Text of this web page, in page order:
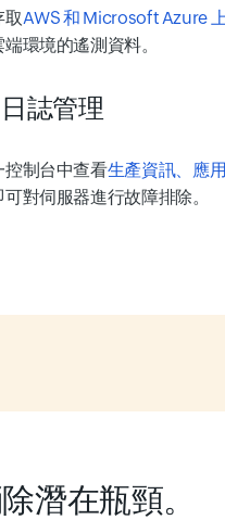
取AWS 和 Microsoft Azure
環境的遙測資料。
日誌管理
控制台中查看生產資訊、應
可對伺服器進行故障排除。
潛在瓶頸。